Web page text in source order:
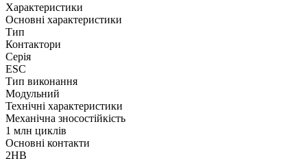
Характеристики
Основні характеристики
Тип
Контактори
Серія
ESC
Тип виконання
Модульний
Технічні характеристики
Механічна зносостійкість
1 млн циклів
Основні контакти
2НВ